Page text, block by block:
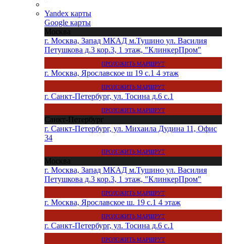
Yandex карты
Google карты
Москва
г. Москва, Запад МКАД м.Тушино ул. Василия
Петушкова д.3 кор.3, 1 этаж, "КлинкерПром"
ПРОЛОЖИТЬ МАРШРУТ
г. Москва, Ярославское ш 19 с.1 4 этаж
ПРОЛОЖИТЬ МАРШРУТ
г. Санкт-Петербург, ул. Тосина д.6 с.1
ПРОЛОЖИТЬ МАРШРУТ
Санкт-Петербург
г. Санкт-Петербург, ул. Михаила Дудина 11, Офис
34
ПРОЛОЖИТЬ МАРШРУТ
Москва
г. Москва, Запад МКАД м.Тушино ул. Василия
Петушкова д.3 кор.3, 1 этаж, "КлинкерПром"
ПРОЛОЖИТЬ МАРШРУТ
г. Москва, Ярославское ш. 19 с.1 4 этаж
ПРОЛОЖИТЬ МАРШРУТ
г. Санкт-Петербург, ул. Тосина д.6 с.1
ПРОЛОЖИТЬ МАРШРУТ